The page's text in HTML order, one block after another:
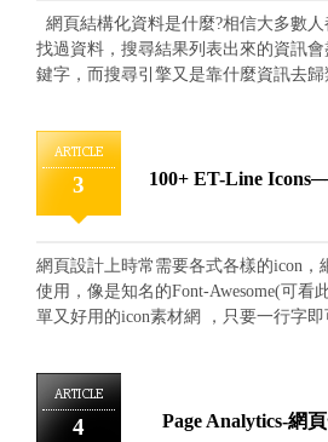
003、004。 將最外圍的div的class命名
display:flex 顯示出的如下圖 然後設
個div的順序為反過來，在html碼裡排
order:4，以此類推。 為方便看出差異
動。
網頁結構化資料是什麼?相信大多數
找過資料，搜尋結果列表出來的資訊
鍵字，而搜尋引擎又是靠什麼資訊去
在搜尋排名常看見的網站說明資訊，這
搜尋者閱讀查證資料是否符合之外，
收錄基礎閱讀資訊，又為什麼需要額外
因在於大多數搜尋引擎在收錄時只會
收錄，而大部分網站若沒有將進階資
位置時，就少掉許多貼近關鍵字訊息
名上會顯得較為模糊薄弱。 從圖片
符合貼近，因此"網頁結構化資料"在
資訊，卻也是極為重要的關鍵資訊。
ARTICLE
3 100+ ET-Line
網頁設計上時常需要各式各樣的icon，
使用，像是知名的Font-Awesome(可看
單又好用的icon素材網 ，只要一行字
下載 下載回來將檔案解壓縮後，有個
「style.css」，只要將這兩者放到你的
ARTICLE
4 Page Analytics-網